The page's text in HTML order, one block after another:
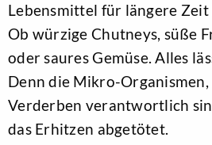
Lebensmittel für längere
Ob würzige Chutneys, süße
oder saures Gemüse. Alles
Denn die Mikro-
Verderben verantwortlich
das Erhitzen abgetötet.